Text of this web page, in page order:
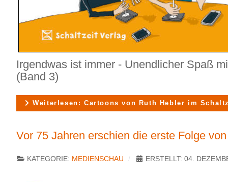
Irgendwas ist immer - Unendlicher Spaß
(Band 3)
Weiterlesen: Cartoons von Ruth Hebler im
Vor 75 Jahren erschien die erste Folge
KATEGORIE: MEDIENSCHAU ERSTELLT: 04.